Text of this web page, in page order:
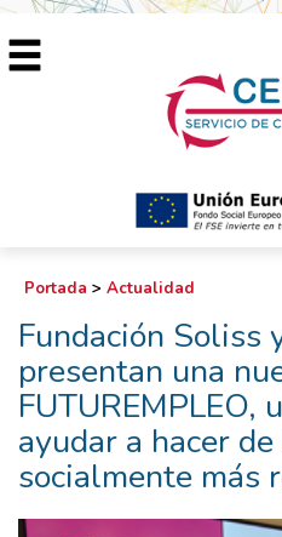
Portada > Actualidad
Fundación Soliss
presentan una
FUTUREMPLEO,
ayudar a hacer
socialmente más